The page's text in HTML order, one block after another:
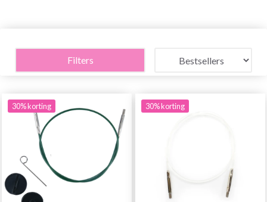
Filters
30% korting 30% korting